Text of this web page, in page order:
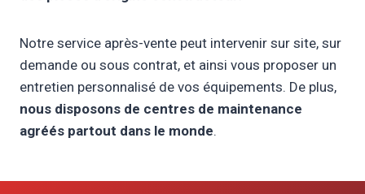
Notre service après-vente peut intervenir sur site, sur
demande ou sous contrat, et ainsi vous proposer un
entretien personnalisé de vos équipements. De plus,
nous disposons de centres de maintenance
agréés partout dans le monde.